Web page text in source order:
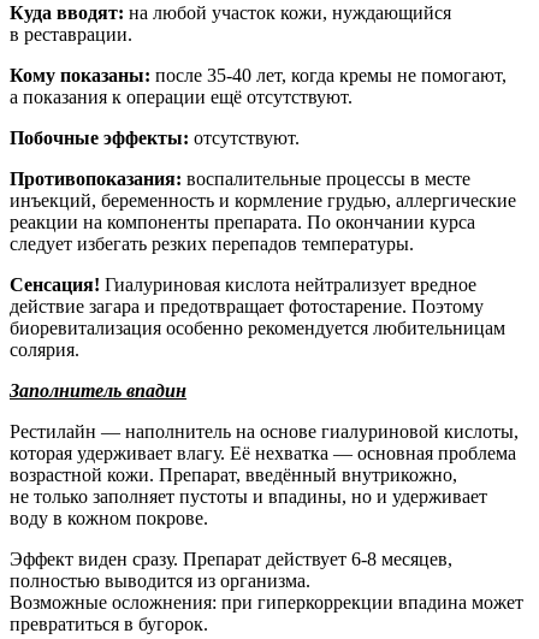
Куда вводят: на любой участок кожи, нуждающийся
в реставрации.
Кому показаны: после 35-40 лет, когда кремы не помогают,
а показания к операции ещё отсутствуют.
Побочные эффекты: отсутствуют.
Противопоказания: воспалительные процессы в месте
инъекций, беременность и кормление грудью, аллергические
реакции на компоненты препарата. По окончании курса
следует избегать резких перепадов температуры.
Сенсация! Гиалуриновая кислота нейтрализует вредное
действие загара и предотвращает фотостарение. Поэтому
биоревитализация особенно рекомендуется любительницам
солярия.
Заполнитель впадин
Рестилайн — наполнитель на основе гиалуриновой кислоты,
которая удерживает влагу. Её нехватка — основная проблема
возрастной кожи. Препарат, введённый внутрикожно,
не только заполняет пустоты и впадины, но и удерживает
воду в кожном покрове.
Эффект виден сразу. Препарат действует 6-8 месяцев,
полностью выводится из организма.
Возможные осложнения: при гиперкоррекции впадина может
превратиться в бугорок.